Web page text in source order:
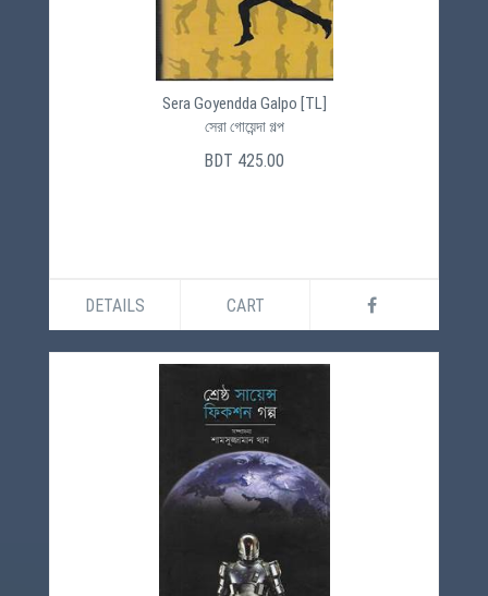
Sera Goyendda Galpo [TL]
সেরা গোয়েন্দা গল্প
BDT 425.00
DETAILS CART